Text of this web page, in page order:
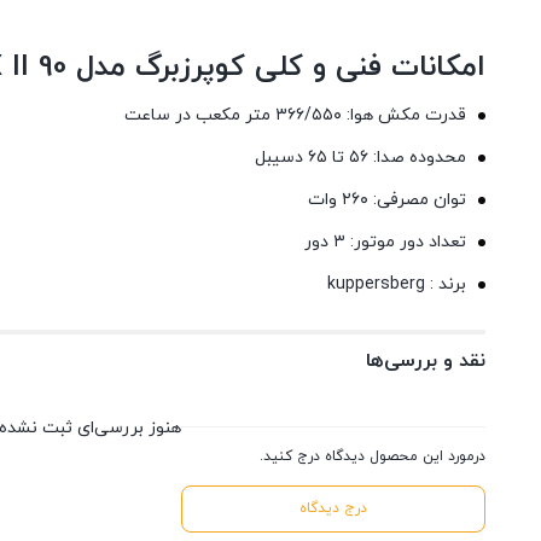
امکانات فنی و کلی کوپرزبرگ مدل SLIMLUX II 90
قدرت مکش هوا: ۳۶۶/۵۵۰ متر مکعب در ساعت
محدوده صدا: ۵۶ تا ۶۵ دسیبل
توان مصرفی: ۲۶۰ وات
تعداد دور موتور: ۳ دور
برند : kuppersberg
نقد و بررسی‌ها
درمورد این محصول دیدگاه درج کنید.
درج دیدگاه
هنوز بررسی‌ای ثبت